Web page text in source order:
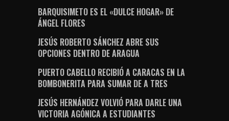
BARQUISIMETO ES EL «DULCE HOGAR» DE
ÁNGEL FLORES
JESÚS ROBERTO SÁNCHEZ ABRE SUS
OPCIONES DENTRO DE ARAGUA
PUERTO CABELLO RECIBIÓ A CARACAS EN LA
BOMBONERITA PARA SUMAR DE A TRES
JESÚS HERNÁNDEZ VOLVIÓ PARA DARLE UNA
VICTORIA AGÓNICA A ESTUDIANTES